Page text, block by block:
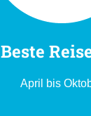
Beste
April bis